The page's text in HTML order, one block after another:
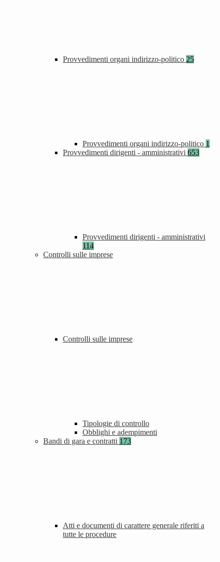
Provvedimenti organi indirizzo-politico 25
Provvedimenti organi indirizzo-politico 1
Provvedimenti dirigenti - amministrativi 653
Provvedimenti dirigenti - amministrativi
114
Controlli sulle imprese
Controlli sulle imprese
Tipologie di controllo
Obblighi e adempimenti
Bandi di gara e contratti 173
Atti e documenti di carattere generale riferiti a
tutte le procedure